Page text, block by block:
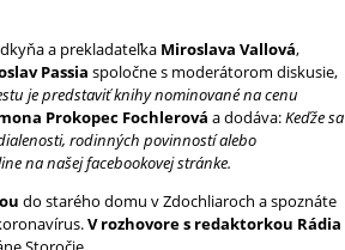
a prekladateľka Miroslava Vallová,
Passia spoločne s moderátorom diskusie,
je predstaviť knihy nominované na cenu
Prokopec Fochlerová a dodáva:Keďže sa
rodinných povinností alebo
na našej facebookovej stránke.
do starého domu v Zdochliaroch a spoznáte
V rozhovore s redaktorkou Rádia